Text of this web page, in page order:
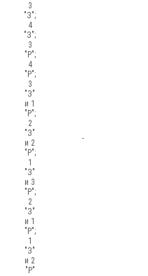
3
"З";
4
"З";
3
"Р";
4
"Р";
3
"З"
и 1
"Р";
2
"З"
и 2
"Р";
1
"З"
и 3
"Р";
2
"З"
и 1
"Р";
1
"З"
и 2
"Р"
-